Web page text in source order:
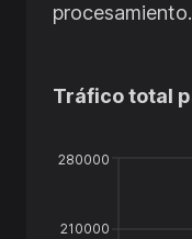
procesamiento.
Tráfico total
210000
280000